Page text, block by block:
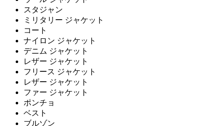
スタジャン
ミリタリー ジャケット
コート
ナイロン ジャケット
デニム ジャケット
レザー ジャケット
フリース ジャケット
レザー ジャケット
ファー ジャケット
ポンチョ
ベスト
ブルゾン